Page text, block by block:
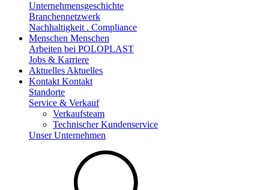
Unternehmensgeschichte
Branchennetzwerk
Nachhaltigkeit . Compliance
Menschen Menschen
Arbeiten bei POLOPLAST
Jobs & Karriere
Aktuelles Aktuelles
Kontakt Kontakt
Standorte
Service & Verkauf
Verkaufsteam
Technischer Kundenservice
Unser Unternehmen